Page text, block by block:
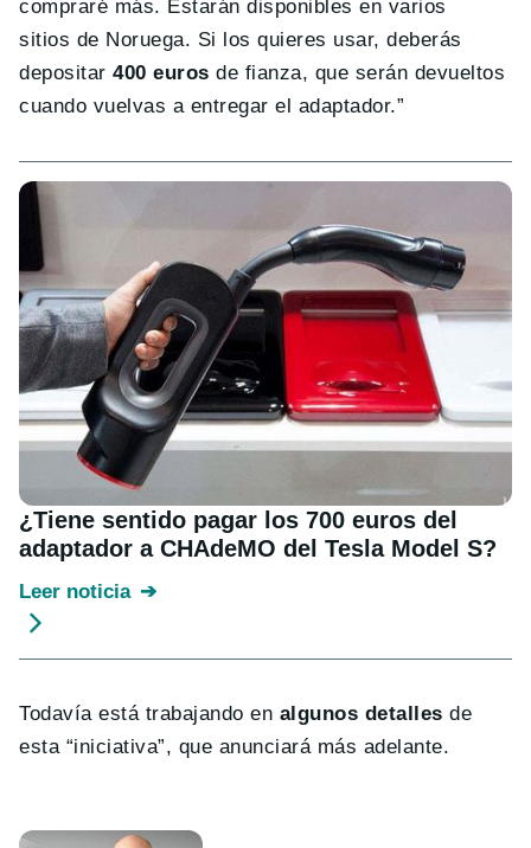
compraré más. Estarán disponibles en varios
sitios de Noruega. Si los quieres usar, deberás
depositar400 euros de fianza, que serán devueltos
cuando vuelvas a entregar el adaptador.”
¿Tiene sentido pagar los 700 euros del
adaptador a CHAdeMO del Tesla Model S?
Leer noticia
Todavía está trabajando en algunos detalles de
esta “iniciativa”, que anunciará más adelante.